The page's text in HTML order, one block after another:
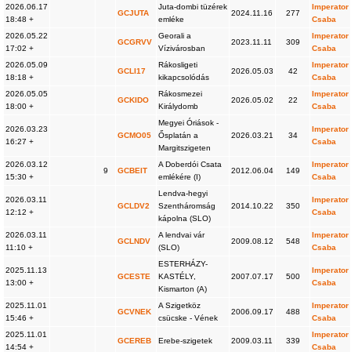
2026.06.17
18:48 +
GCJUTA
Juta-dombi tüzérek
emléke
2024.11.16 277
Imperator
Csaba
2026.05.22
17:02 +
GCGRVV
Georali a
Vízivárosban
2023.11.11 309
Imperator
Csaba
2026.05.09
18:18 +
GCLI17
Rákosligeti
kikapcsolódás
2026.05.03 42
Imperator
Csaba
2026.05.05
18:00 +
GCKIDO
Rákosmezei
Királydomb
2026.05.02 22
Imperator
Csaba
2026.03.23
16:27 +
GCMO05
Megyei Óriások -
Ősplatán a
Margitszigeten
2026.03.21 34
Imperator
Csaba
2026.03.12
15:30 +
9 GCBEIT
A Doberdói Csata
emlékére (I)
2012.06.04 149
Imperator
Csaba
2026.03.11
12:12 +
GCLDV2
Lendva-hegyi
Szentháromság
kápolna (SLO)
2014.10.22 350
Imperator
Csaba
2026.03.11
11:10 +
GCLNDV
A lendvai vár
(SLO)
2009.08.12 548
Imperator
Csaba
2025.11.13
13:00 +
GCESTE
ESTERHÁZY-
KASTÉLY,
Kismarton (A)
2007.07.17 500
Imperator
Csaba
2025.11.01
15:46 +
GCVNEK
A Szigetköz
csücske - Vének
2006.09.17 488
Imperator
Csaba
2025.11.01
14:54 +
GCEREB Erebe-szigetek 2009.03.11 339
Imperator
Csaba